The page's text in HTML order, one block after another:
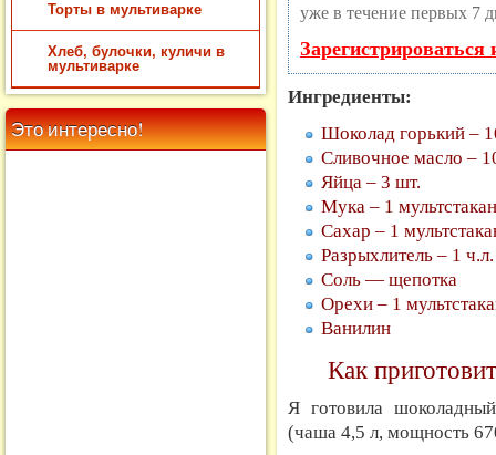
Торты в мультиварке
Хлеб, булочки, куличи в
мультиварке
Это интересно!
уже в течение первых 7
Ингредиенты:
Шоколад горький –
Сливочное масло –
Яйца – 3 шт.
Мука – 1
Сахар – 1
Разрыхлитель – 1 ч.л.
Соль — щепотка
Орехи – 1
Ванилин
Как
Я готовила
(чаша 4,5 л, мощность